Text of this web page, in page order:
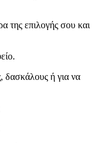
της επιλογής σου και
δασκάλους ή για να